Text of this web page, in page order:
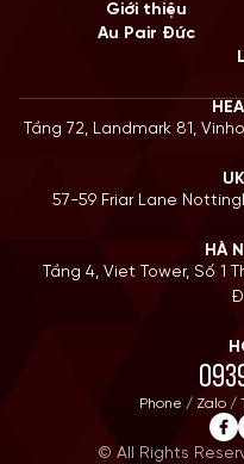
Giới thiệu
Au Pair Đức
Tầng 72, Landmark 81,
57-59 Friar Lane
HÀ
Tầng 4, Viet Tower, Số 1
Phone / Zalo /
© All Rights